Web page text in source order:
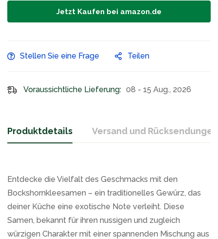
Jetzt Kaufen bei amazon.de
Stellen Sie eine Frage Teilen
Voraussichtliche Lieferung: 08 - 15 Aug., 2026
Produktdetails Versand und Rücksendungen
Entdecke die Vielfalt des Geschmacks mit den
Bockshornkleesamen – ein traditionelles Gewürz, das
deiner Küche eine exotische Note verleiht. Diese
Samen, bekannt für ihren nussigen und zugleich
würzigen Charakter mit einer spannenden Mischung aus